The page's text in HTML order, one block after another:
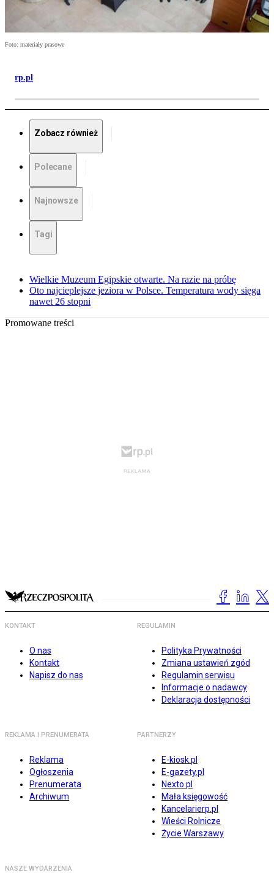
Foto: materiały prasowe
rp.pl
Zobacz również
Polecane
Najnowsze
Tagi
Wielkie Muzeum Egipskie otwarte. Na razie na próbę
Oto najcieplejsze jeziora w Polsce. Temperatura wody sięga
nawet 26 stopni
Promowane treści
KONTAKT
O nas
Kontakt
Napisz do nas
REGULAMIN
Polityka Prywatności
Zmiana ustawień zgód
Regulamin serwisu
Informacje o nadawcy
Deklaracja dostępności
REKLAMA I PRENUMERATA
Reklama
Ogłoszenia
Prenumerata
Archiwum
PARTNERZY
E-kiosk.pl
E-gazety.pl
Nexto.pl
Mała księgowość
Kancelarierp.pl
Wieści Rolnicze
Życie Warszawy
NASZE WYDARZENIA